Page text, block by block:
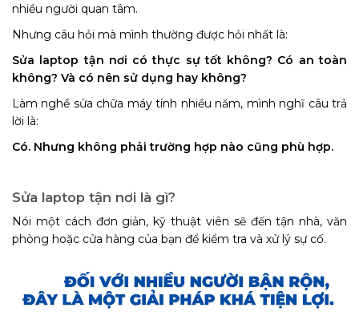
nhiều người quan tâm.
Nhưng câu hỏi mà mình thường được hỏi nhất là:
Sửa laptop tận nơi có thực sự tốt không? Có an toàn
không? Và có nên sử dụng hay không?
Làm nghề sửa chữa máy tính nhiều năm, mình nghĩ câu trả
lời là:
Có. Nhưng không phải trường hợp nào cũng phù hợp.
Sửa laptop tận nơi là gì?
Nói một cách đơn giản, kỹ thuật viên sẽ đến tận nhà, văn
phòng hoặc cửa hàng của bạn để kiểm tra và xử lý sự cố.